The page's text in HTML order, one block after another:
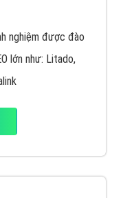
nghiệm được đào
lớn như: Litado,